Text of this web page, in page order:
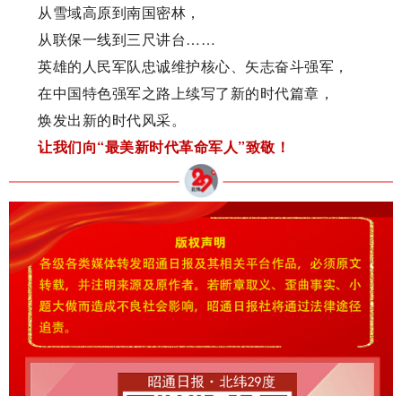
从雪域高原到南国密林，
从联保一线到三尺讲台……
英雄的人民军队忠诚维护核心、矢志奋斗强军，
在中国特色强军之路上续写了新的时代篇章，
焕发出新的时代风采。
让我们向“最美新时代革命军人”致敬！